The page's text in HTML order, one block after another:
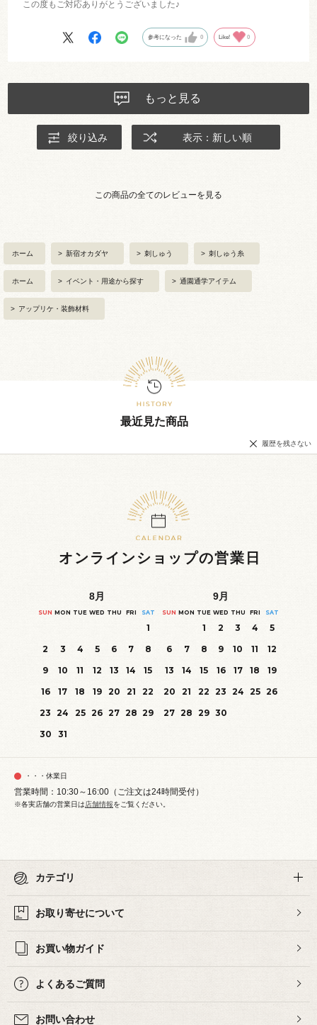
この度もご対応ありがとうございました♪
参考になった 0 Like! 0
もっと見る
絞り込み 表示：新しい順
この商品の全てのレビューを見る
ホーム > 新宿オカダヤ > 刺しゅう > 刺しゅう糸
ホーム > イベント・用途から探す > 通園通学アイテム
> アップリケ・装飾材料
最近見た商品
履歴を残さない
オンラインショップの営業日
8月
SUN MON TUE WED THU FRI SAT
1
2
3 4 5 6 7
8
9
10 11 12 13 14
15
16
17 18 19 20 21
22
23 24 25 26 27 28 29
30
31
9月
SUN MON TUE WED THU FRI SAT
1 2 3 4
5
6
7 8 9 10 11
12
13
14 15 16 17 18
19
20
21 22 23 24 25 26
27 28 29 30
・・・休業日
営業時間：10:30～16:00（ご注文は24時間受付）
※各実店舗の営業日は店舗情報をご覧ください。
カテゴリ
お取り寄せについて
お買い物ガイド
よくあるご質問
お問い合わせ